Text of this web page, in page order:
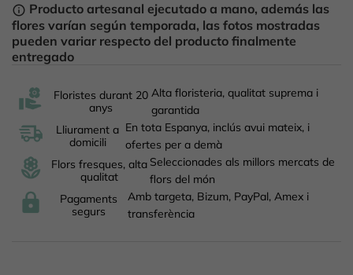
info_outline Producto artesanal ejecutado a mano, además las
flores varían según temporada, las fotos mostradas
pueden variar respecto del producto finalmente
entregado
Floristes durant 20
anys
Alta floristeria, qualitat suprema i
garantida
Lliurament a
domicili
En tota Espanya, inclús avui mateix, i
ofertes per a demà
Flors fresques, alta
qualitat
Seleccionades als millors mercats de
flors del món
Pagaments
segurs
Amb targeta, Bizum, PayPal, Amex i
transferència